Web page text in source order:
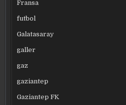
Fransa
futbol
Galatasaray
galler
gaz
gaziantep
Gaziantep FK